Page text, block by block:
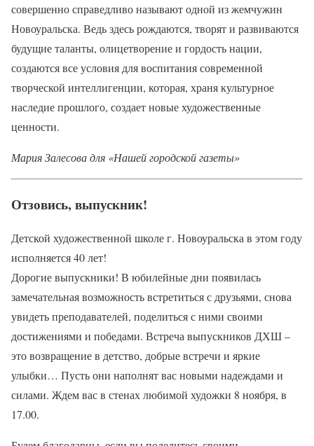
совершенно справедливо называют одной из жемчужин
Новоуральска. Ведь здесь рождаются, творят и развиваются
будущие таланты, олицетворение и гордость нации,
создаются все условия для воспитания современной
творческой интеллигенции, которая, храня культурное
наследие прошлого, создает новые художественные
ценности.
Мария Залесова для «Нашей городской газеты»
Отзовись, выпускник!
Детской художественной школе г. Новоуральска в этом году
исполняется 40 лет!
Дорогие выпускники! В юбилейные дни появилась
замечательная возможность встретиться с друзьями, снова
увидеть преподавателей, поделиться с ними своими
достижениями и победами. Встреча выпускников ДХШ –
это возвращение в детство, добрые встречи и яркие
улыбки… Пусть они наполнят вас новыми надеждами и
силами. Ждем вас в стенах любимой художки 8 ноября, в
17.00.